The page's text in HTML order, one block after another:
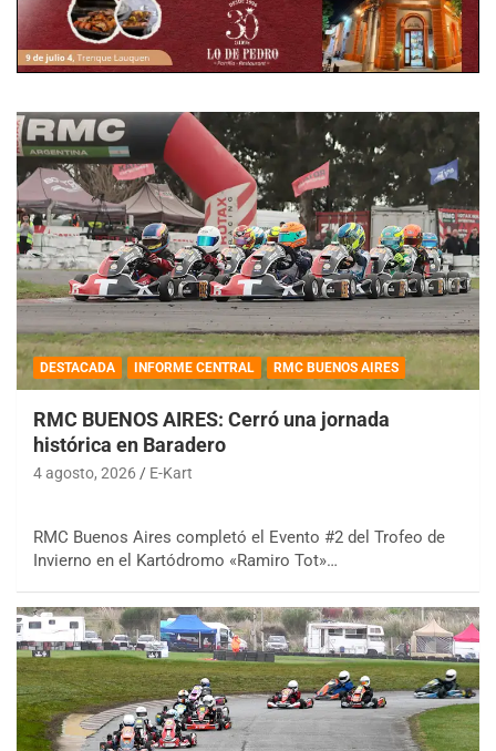
DESTACADA INFORME CENTRAL RMC BUENOS AIRES
RMC BUENOS AIRES: Cerró una jornada
histórica en Baradero
4 agosto, 2026 E-Kart
RMC Buenos Aires completó el Evento #2 del Trofeo de
Invierno en el Kartódromo «Ramiro Tot»…